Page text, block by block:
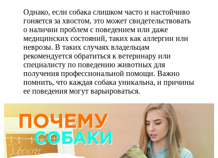
Однако, если собака слишком часто и настойчиво
гоняется за хвостом, это может свидетельствовать
о наличии проблем с поведением или даже
медицинских состояний, таких как аллергии или
неврозы. В таких случаях владельцам
рекомендуется обратиться к ветеринару или
специалисту по поведению животных для
получения профессиональной помощи. Важно
помнить, что каждая собака уникальна, и причины
ее поведения могут варьироваться.